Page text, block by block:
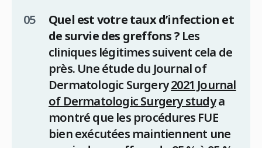
Quel est votre taux d’infection et
de survie des greffons ?Les
cliniques légitimes suivent cela de
près. Une étude du Journal of
Dermatologic Surgery2021 Journal
of Dermatologic Surgery studya
montré que les procédures FUE
bien exécutées maintiennent une